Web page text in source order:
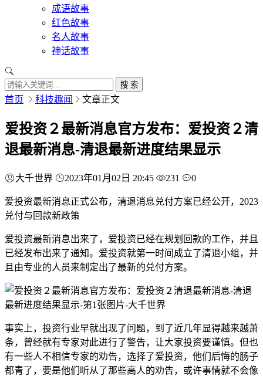
成语故事
红色故事
名人故事
神话故事
搜 索
首页 科技趣闻 文章正文
爱投资２最新消息官方发布：爱投资２清
退最新消息-清退最新进度结果显示
大千世界 2023年01月02日 20:45 231 0
爱投资最新消息正式公布，清退消息兑付方案已经公开，2023
兑付与回款新政策
爱投资最新消息出来了，爱投资已经在规划回款的工作，并且
已经发布出来了通知。爱投资就第一时间成立了清退小组，并
且由专业的人员来制定出了最新的兑付方案。
事实上，投资行业早就出现了问题，到了近几年显得越来越萧
条，曾经就有专家对此进行了警告，让大家投资要谨慎。但也
有一些人不相信专家的劝告，选择了爱投资，他们后悔的肠子
都青了，要是他们听从了那些高人的劝告，或许事情就不会像